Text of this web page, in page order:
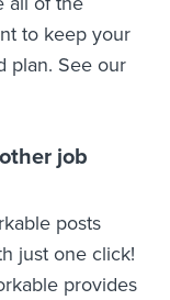
to keep your
plan. See our
job
posts
just one click!
provides